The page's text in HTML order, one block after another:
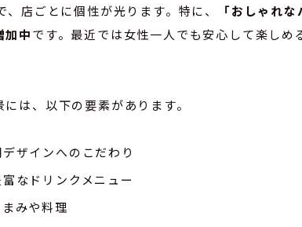
店ごとに個性が光ります。特に、
「おしゃれ
加中です。最近では女性一人でも安心して楽し
は、以下の要素があります。
ザインへのこだわり
なドリンクメニュー
みや料理